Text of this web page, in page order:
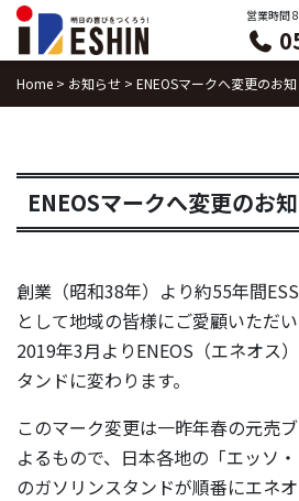
Skip
content
営業時間
Home > お知らせ > ENEOSマークへ変更のお
ENEOSマークへ変更のお
創業（昭和38年）より約55年間
として地域の皆様にご愛顧いただ
2019年3月よりENEOS（エネオス
タンドに変わります。
このマーク変更は一昨年春の元売
よるもので、日本各地の「エッソ
のガソリンスタンドが順番にエネ